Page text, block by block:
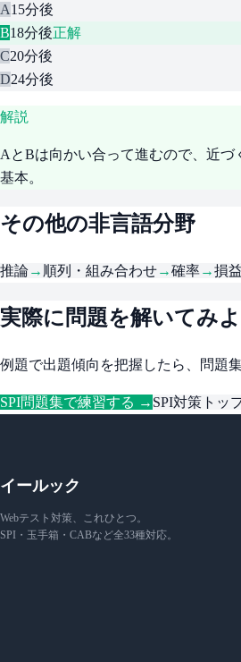
A15分後
B18分後正解
C20分後
D24分後
解説
AとBは向かい合って進むので、近づ
基本。
その他の非言語分野
推論→ 順列・組み合わせ→確率→損
実際に問題を解いてみよ
例題で出題傾向を把握したら、問題
SPI問題集で練習する → SPI対策トッ
イールック
Webテスト対策、これひとつ。
SPI・玉手箱・CABなど全33種対応。